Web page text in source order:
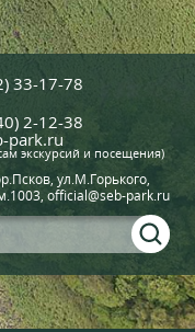
33-17-78
2-12-38
park.ru
экскурсий и посещения)
ул.М.Горького,
official@seb-park.ru